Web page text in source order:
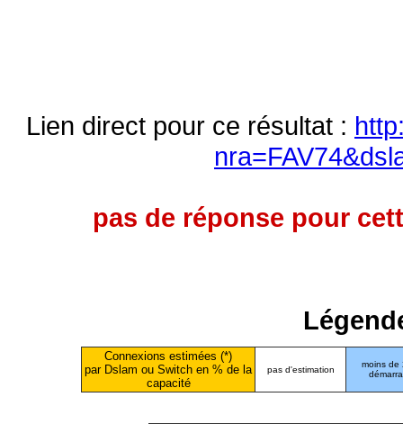
Lien direct pour ce résultat :
pas de réponse pour
Connexions estimées (*)
par Dslam ou Switch en % de la
capacité
pas d'estimation
moins de